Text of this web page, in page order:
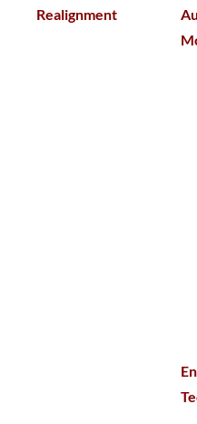
Realignment